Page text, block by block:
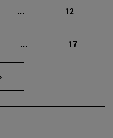
... Páginas intermedias
Página
12
... Páginas intermedias
Página
17